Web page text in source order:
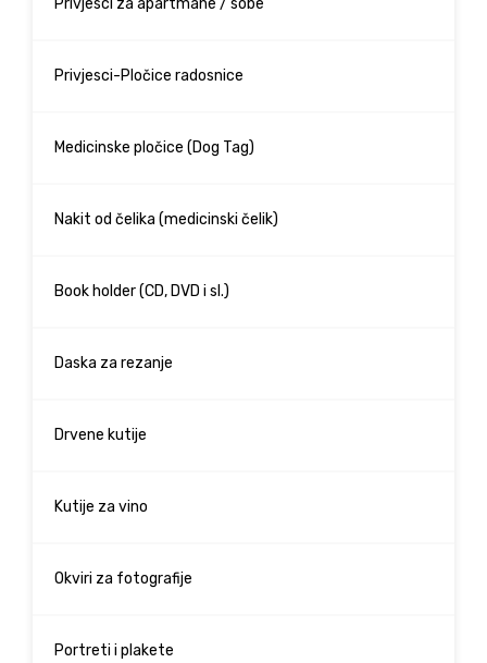
Privjesci za apartmane / sobe
Privjesci-Pločice radosnice
Medicinske pločice (Dog Tag)
Nakit od čelika (medicinski čelik)
Book holder (CD, DVD i sl.)
Daska za rezanje
Drvene kutije
Kutije za vino
Okviri za fotografije
Portreti i plakete